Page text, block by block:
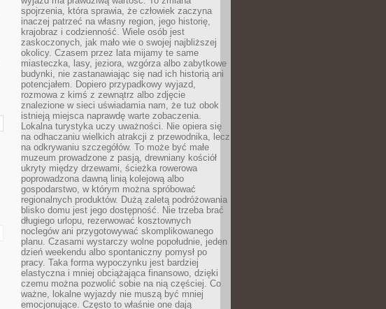
spojrzenia, która sprawia, że człowiek zaczyna
inaczej patrzeć na własny region, jego historię,
krajobraz i codzienność. Wiele osób jest
zaskoczonych, jak mało wie o swojej najbliższej
okolicy. Czasem przez lata mijamy te same
miasteczka, lasy, jeziora, wzgórza albo zabytkowe
budynki, nie zastanawiając się nad ich historią ani
potencjałem. Dopiero przypadkowy wyjazd,
rozmowa z kimś z zewnątrz albo zdjęcie
znalezione w sieci uświadamia nam, że tuż obok
istnieją miejsca naprawdę warte zobaczenia.
Lokalna turystyka uczy uważności. Nie opiera się
na odhaczaniu wielkich atrakcji z przewodnika, lecz
na odkrywaniu szczegółów. To może być małe
muzeum prowadzone z pasją, drewniany kościół
ukryty między drzewami, ścieżka rowerowa
poprowadzona dawną linią kolejową albo
gospodarstwo, w którym można spróbować
regionalnych produktów. Dużą zaletą podróżowania
blisko domu jest jego dostępność. Nie trzeba brać
długiego urlopu, rezerwować kosztownych
noclegów ani przygotowywać skomplikowanego
planu. Czasami wystarczy wolne popołudnie, jeden
dzień weekendu albo spontaniczny pomysł po
pracy. Taka forma wypoczynku jest bardziej
elastyczna i mniej obciążająca finansowo, dzięki
czemu można pozwolić sobie na nią częściej. Co
ważne, lokalne wyjazdy nie muszą być mniej
emocjonujące. Często to właśnie one dają